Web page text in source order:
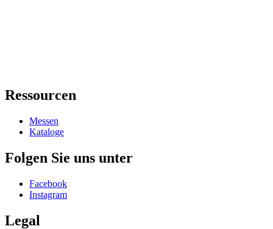
Ressourcen
Messen
Kataloge
Folgen Sie uns unter
Facebook
Instagram
Legal